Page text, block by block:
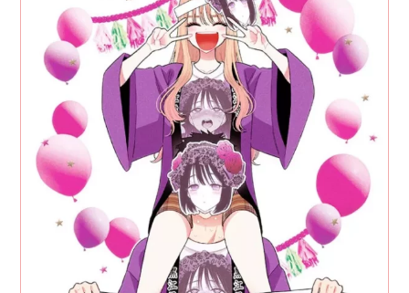
En
Top
Des
Ventes
De
Semaine
Japon.